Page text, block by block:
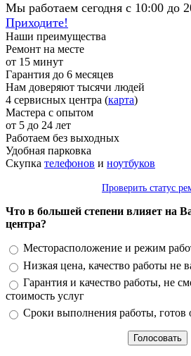
Мы работаем сегодня с 10:00 до
Приходите!
Наши преимущества
Ремонт на месте
от 15 минут
Гарантия до 6 месяцев
Нам доверяют тысячи людей
4 сервисных центра (карта)
Мастера с опытом
от 5 до 24 лет
Работаем без выходных
Удобная парковка
Скупка телефонов и ноутбуков
Проверить статус
Что в большей степени влияет на
центра?
Варианты
Месторасположение и режим
Низкая цена, качество работы не
Гарантия и качество работы, не
стоимость услуг
Сроки выполнения работы, готов